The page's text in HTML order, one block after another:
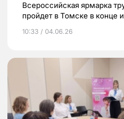
Всероссийская ярмарка
пройдет в Томске в конце
10:33 / 04.06.26